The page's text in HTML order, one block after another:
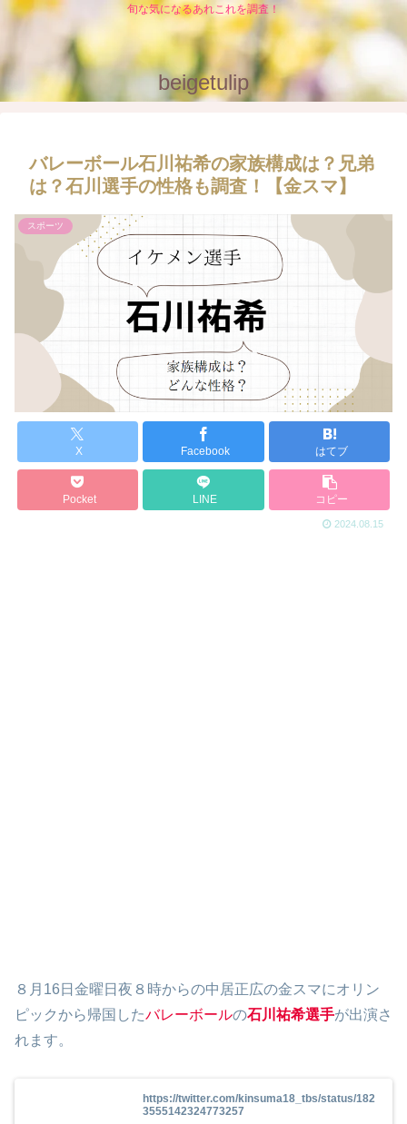
旬な気になるあれこれを調査！
beigetulip
バレーボール石川祐希の家族構成は？兄弟
は？石川選手の性格も調査！【金スマ】
スポーツ
X Facebook はてブ
Pocket LINE コピー
2024.08.15
８月16日金曜日夜８時からの中居正広の金スマにオリン
ピックから帰国したバレーボールの石川祐希選手が出演さ
れます。
https://twitter.com/kinsuma18_tbs/status/182
3555142324773257